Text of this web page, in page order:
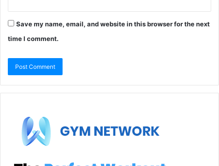
Save my name, email, and website in this browser for the next
time I comment.